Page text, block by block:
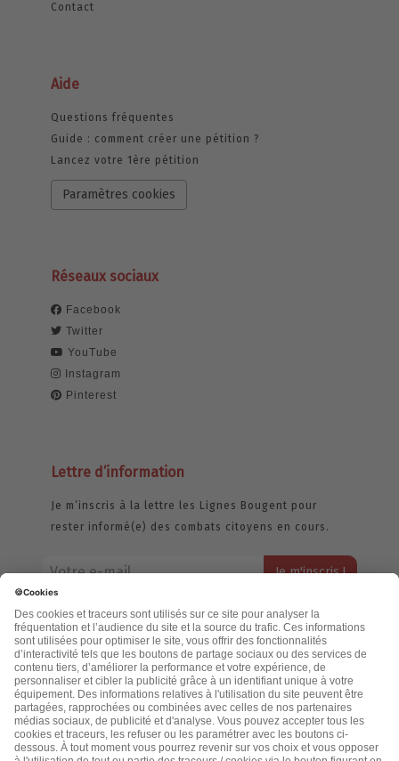
Contact
Aide
Questions fréquentes
Guide : comment créer une pétition ?
Lancez votre 1ère pétition
Paramètres cookies
Réseaux sociaux
Facebook
Twitter
YouTube
Instagram
Pinterest
Lettre d’information
Je m’inscris à la lettre les Lignes Bougent pour
rester informé(e) des combats citoyens en cours.
jamais échangée. Pour consulter notre politique de confidentialité,
cliquez ici.
Accueil
Politique de confidentialité
Cookies